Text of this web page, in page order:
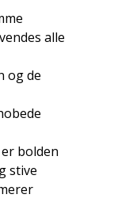
alle
og de
bolden
stive